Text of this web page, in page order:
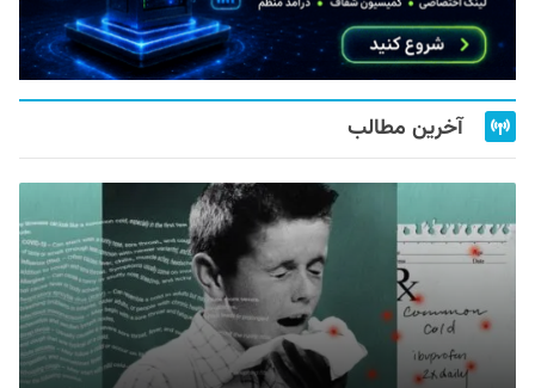
آخرین مطالب